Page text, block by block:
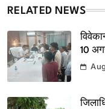
RELATED NEWS
10